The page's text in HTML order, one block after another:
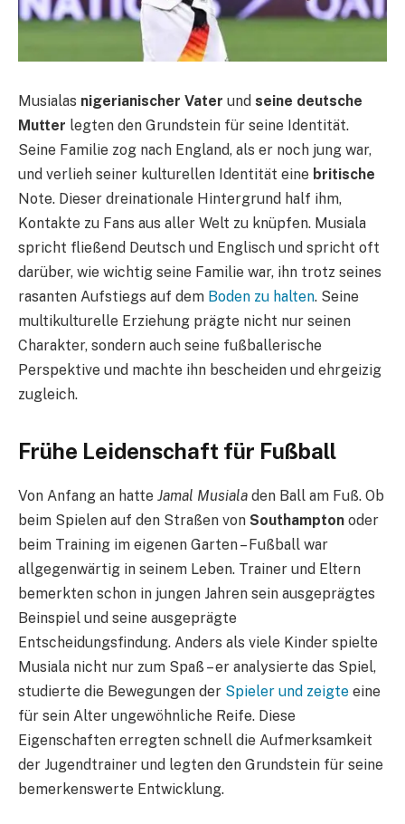
Musialas nigerianischer Vater und seine deutsche
Mutter legten den Grundstein für seine Identität.
Seine Familie zog nach England, als er noch jung war,
und verlieh seiner kulturellen Identität eine britische
Note. Dieser dreinationale Hintergrund half ihm,
Kontakte zu Fans aus aller Welt zu knüpfen. Musiala
spricht fließend Deutsch und Englisch und spricht oft
darüber, wie wichtig seine Familie war, ihn trotz seines
rasanten Aufstiegs auf dem Boden zu halten. Seine
multikulturelle Erziehung prägte nicht nur seinen
Charakter, sondern auch seine fußballerische
Perspektive und machte ihn bescheiden und ehrgeizig
zugleich.
Frühe Leidenschaft für Fußball
Von Anfang an hatte Jamal Musiala den Ball am Fuß. Ob
beim Spielen auf den Straßen von Southampton oder
beim Training im eigenen Garten – Fußball war
allgegenwärtig in seinem Leben. Trainer und Eltern
bemerkten schon in jungen Jahren sein ausgeprägtes
Beinspiel und seine ausgeprägte
Entscheidungsfindung. Anders als viele Kinder spielte
Musiala nicht nur zum Spaß – er analysierte das Spiel,
studierte die Bewegungen der Spieler und zeigte eine
für sein Alter ungewöhnliche Reife. Diese
Eigenschaften erregten schnell die Aufmerksamkeit
der Jugendtrainer und legten den Grundstein für seine
bemerkenswerte Entwicklung.